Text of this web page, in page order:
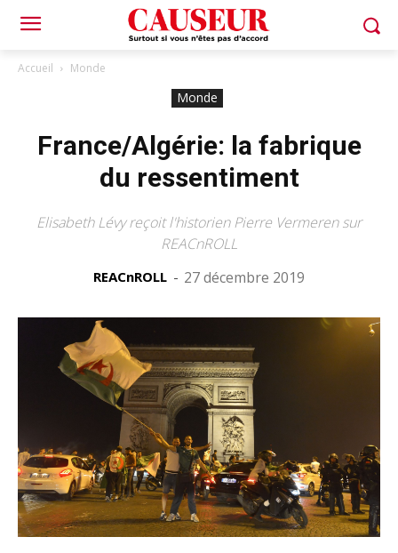
Accueil Monde
Monde
France/Algérie: la fabrique
du ressentiment
Elisabeth Lévy reçoit l'historien Pierre Vermeren sur
REACnROLL
REACnROLL - 27 décembre 2019